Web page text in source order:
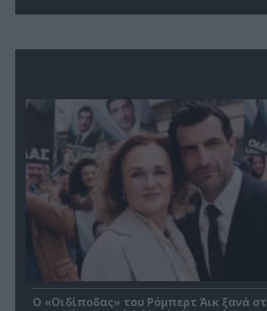
O «Οιδίποδας» του Ρόμπερτ Άικ ξανά